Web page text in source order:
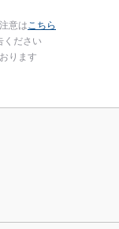
意はこちら
ください
ります